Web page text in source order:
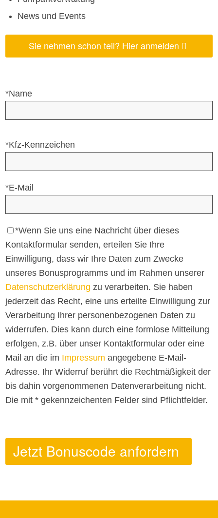
News und Events
Sie nehmen schon teil? Hier anmelden
*Name
*Kfz-Kennzeichen
*E-Mail
*Wenn Sie uns eine Nachricht über dieses
Kontaktformular senden, erteilen Sie Ihre
Einwilligung, dass wir Ihre Daten zum Zwecke
unseres Bonusprogramms und im Rahmen unserer
Datenschutzerklärung zu verarbeiten. Sie haben
jederzeit das Recht, eine uns erteilte Einwilligung zur
Verarbeitung Ihrer personenbezogenen Daten zu
widerrufen. Dies kann durch eine formlose Mitteilung
erfolgen, z.B. über unser Kontaktformular oder eine
Mail an die im Impressum angegebene E-Mail-
Adresse. Ihr Widerruf berührt die Rechtmäßigkeit der
bis dahin vorgenommenen Datenverarbeitung nicht.
Die mit * gekennzeichenten Felder sind Pflichtfelder.